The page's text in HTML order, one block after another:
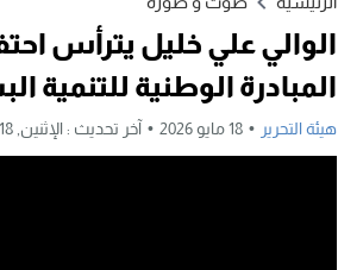
الوالي علي خليل يترأس
المبادرة الوطنية للتنمية
هيئة التحرير 18 مايو 2026 آخر تحديث : الإثنين, 18 مايو, 2026 - 3:28 مساءً